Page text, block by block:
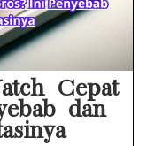
Cepat
dan